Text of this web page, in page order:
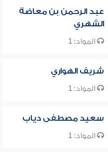
عبد الرحمن بن معاضة
الشهري
المواد: 1
شريف الهواري
المواد: 1
سعيد مصطفى دياب
المواد: 1